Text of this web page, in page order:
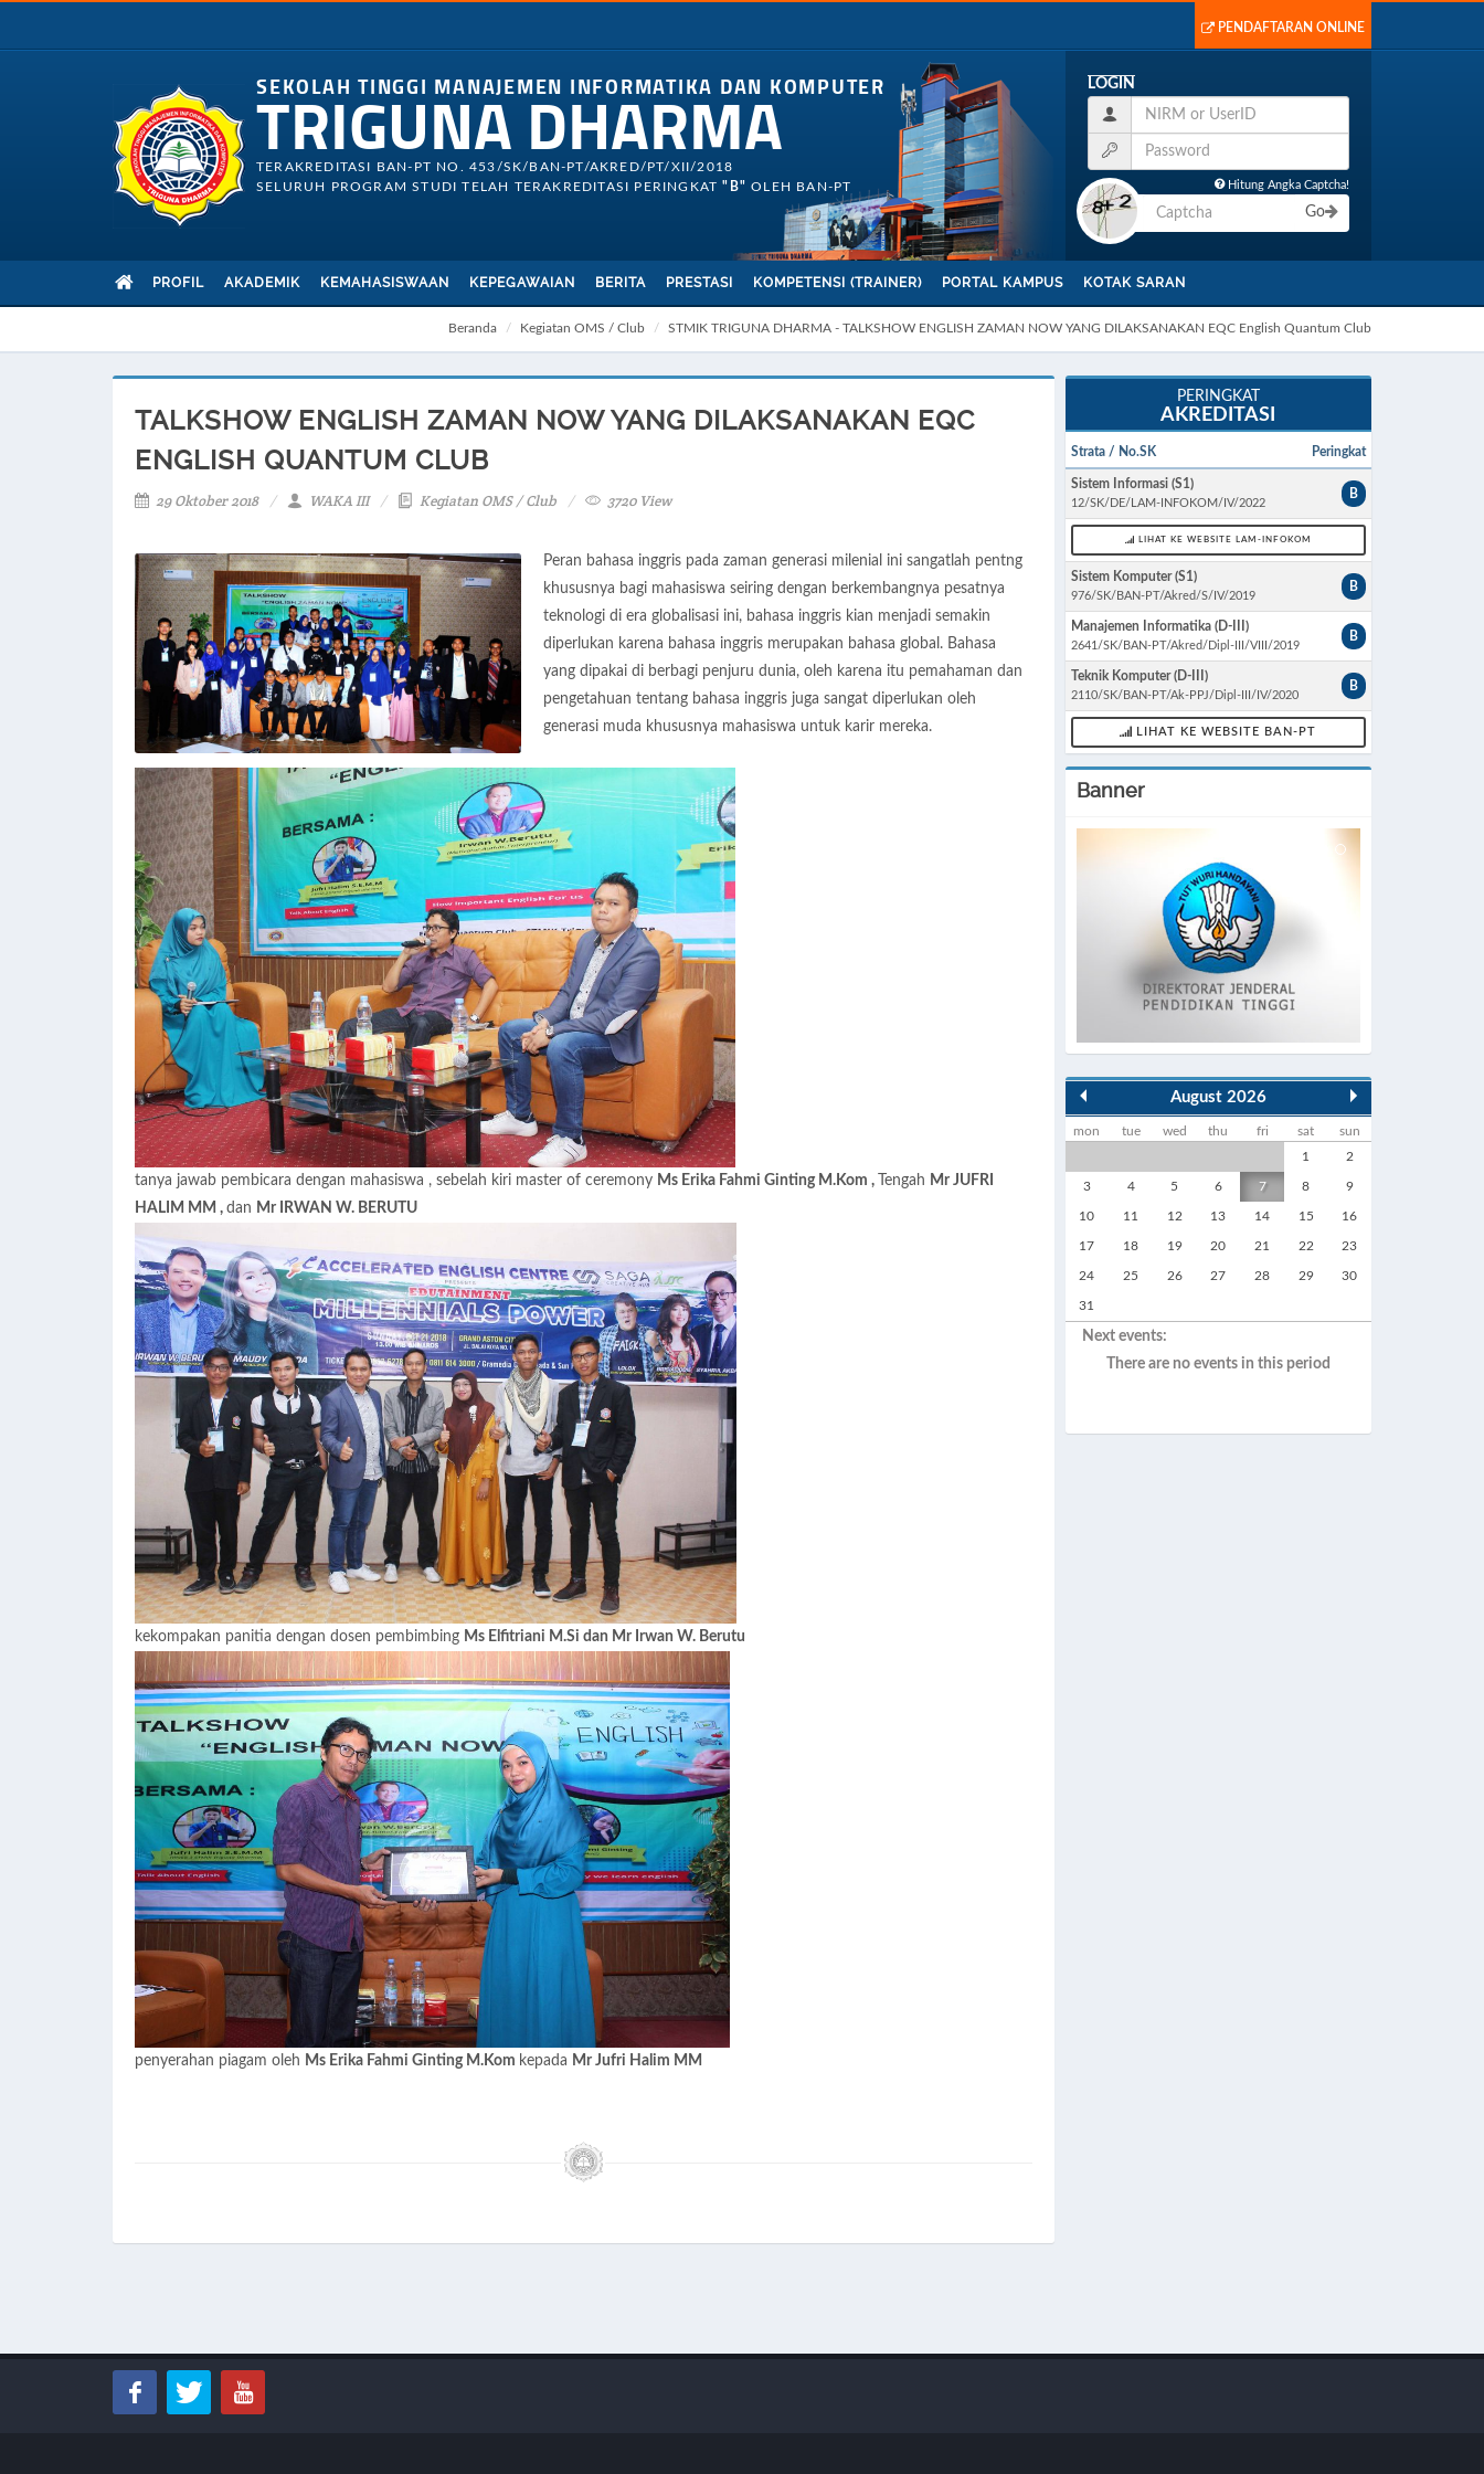
PENDAFTARAN ONLINE
SEKOLAH TINGGI MANAJEMEN INFORMATIKA DAN KOMPUTER
TRIGUNA DHARMA
TERAKREDITASI BAN-PT NO. 453/SK/BAN-PT/AKRED/PT/XII/2018
SELURUH PROGRAM STUDI TELAH TERAKREDITASI PERINGKAT"B" OLEH BAN-PT
LOGIN
Hitung Angka Captcha!
Go
PROFIL AKADEMIK KEMAHASISWAAN KEPEGAWAIAN BERITA PRESTASI KOMPETENSI (TRAINER) PORTAL KAMPUS KOTAK SARAN
Beranda Kegiatan OMS / Club STMIK TRIGUNA DHARMA - TALKSHOW ENGLISH ZAMAN NOW YANG DILAKSANAKAN EQC English Quantum Club
TALKSHOW ENGLISH ZAMAN NOW YANG DILAKSANAKAN EQC
ENGLISH QUANTUM CLUB
29 Oktober 2018 WAKA III Kegiatan OMS / Club 3720 View
Peran bahasa inggris pada zaman generasi milenial ini sangatlah pentng
khususnya bagi mahasiswa seiring dengan berkembangnya pesatnya
teknologi di era globalisasi ini, bahasa inggris kian menjadi semakin
diperlukan karena bahasa inggris merupakan bahasa global. Bahasa
yang dipakai di berbagi penjuru dunia, oleh karena itu pemahaman dan
pengetahuan tentang bahasa inggris juga sangat diperlukan oleh
generasi muda khususnya mahasiswa untuk karir mereka.
tanya jawab pembicara dengan mahasiswa , sebelah kiri master of ceremony Ms Erika Fahmi Ginting M.Kom , Tengah Mr JUFRI
HALIM MM , dan Mr IRWAN W. BERUTU
kekompakan panitia dengan dosen pembimbing Ms Elfitriani M.Si dan Mr Irwan W. Berutu
penyerahan piagam oleh Ms Erika Fahmi Ginting M.Kom kepada Mr Jufri Halim MM
PERINGKAT
AKREDITASI
Strata / No.SK Peringkat
Sistem Informasi (S1)
12/SK/DE/LAM-INFOKOM/IV/2022
B
LIHAT KE WEBSITE LAM-INFOKOM
Sistem Komputer (S1)
976/SK/BAN-PT/Akred/S/IV/2019
B
Manajemen Informatika (D-III)
2641/SK/BAN-PT/Akred/Dipl-III/VIII/2019
B
Teknik Komputer (D-III)
2110/SK/BAN-PT/Ak-PPJ/Dipl-III/IV/2020
B
LIHAT KE WEBSITE BAN-PT
Banner
August 2026
mon tue wed thu fri sat
sun
1
2
3 4 5 6 7 8 9
10 11 12 13 14 15 16
17 18 19 20 21 22 23
24 25 26 27 28 29 30
31
Next events:
There are no events in this period